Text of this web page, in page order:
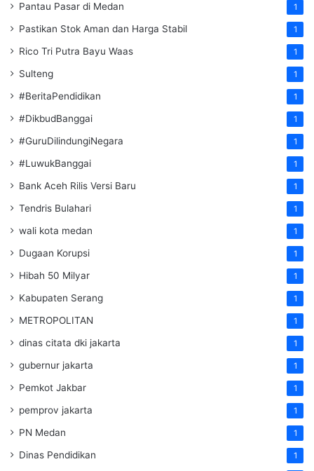
Pantau Pasar di Medan 1
Pastikan Stok Aman dan Harga Stabil 1
Rico Tri Putra Bayu Waas 1
Sulteng 1
#BeritaPendidikan 1
#DikbudBanggai 1
#GuruDilindungiNegara 1
#LuwukBanggai 1
Bank Aceh Rilis Versi Baru 1
Tendris Bulahari 1
wali kota medan 1
Dugaan Korupsi 1
Hibah 50 Milyar 1
Kabupaten Serang 1
METROPOLITAN 1
dinas citata dki jakarta 1
gubernur jakarta 1
Pemkot Jakbar 1
pemprov jakarta 1
PN Medan 1
Dinas Pendidikan 1